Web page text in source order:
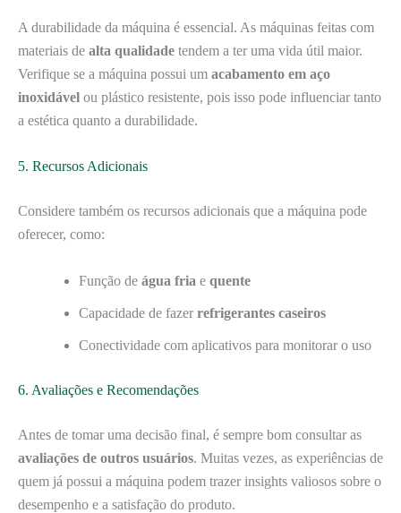
A durabilidade da máquina é essencial. As máquinas feitas com
materiais de alta qualidade tendem a ter uma vida útil maior.
Verifique se a máquina possui um acabamento em aço
inoxidável ou plástico resistente, pois isso pode influenciar tanto
a estética quanto a durabilidade.
5. Recursos Adicionais
Considere também os recursos adicionais que a máquina pode
oferecer, como:
Função de água fria e quente
Capacidade de fazer refrigerantes caseiros
Conectividade com aplicativos para monitorar o uso
6. Avaliações e Recomendações
Antes de tomar uma decisão final, é sempre bom consultar as
avaliações de outros usuários. Muitas vezes, as experiências de
quem já possui a máquina podem trazer insights valiosos sobre o
desempenho e a satisfação do produto.